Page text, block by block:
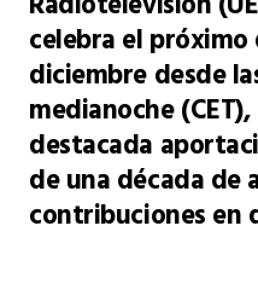
celebra el
diciembre desde
medianoche
destacada
de una década de
contribuciones en